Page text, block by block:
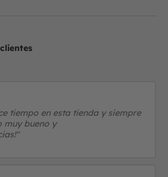
tiempo en esta tienda y siempre
muy bueno y